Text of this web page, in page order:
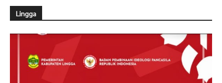
Lingga